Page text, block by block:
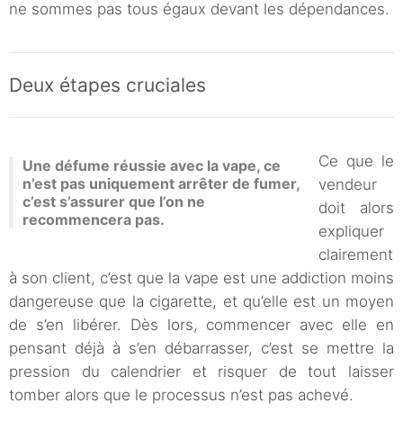
ne sommes pas tous égaux devant les dépendances.
Deux étapes cruciales
Une défume réussie avec la vape, ce
n’est pas uniquement arrêter de fumer,
c’est s’assurer que l’on ne
recommencera pas.
Ce que le
vendeur
doit alors
expliquer
clairement
à son client, c’est que la vape est une addiction moins
dangereuse que la cigarette, et qu’elle est un moyen
de s’en libérer. Dès lors, commencer avec elle en
pensant déjà à s’en débarrasser, c’est se mettre la
pression du calendrier et risquer de tout laisser
tomber alors que le processus n’est pas achevé.